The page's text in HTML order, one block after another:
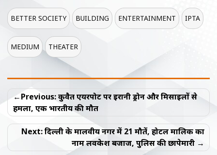
BETTER SOCIETY BUILDING ENTERTAINMENT IPTA
MEDIUM THEATER
Post
navigation
Previous: कुवैत एयरपोर्ट पर ईरानी ड्रोन और मिसाइलों से
हमला, एक भारतीय की मौत
Next: दिल्ली के मालवीय नगर में 21 मौतें, होटल मालिक का
नाम लवकेश बजाज, पुलिस की छापेमारी